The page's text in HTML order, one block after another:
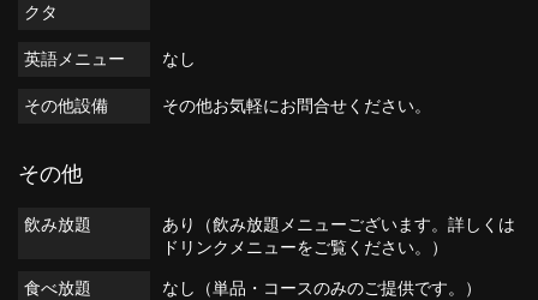
クタ
英語メニュー なし
その他設備 その他お気軽にお問合せください。
その他
飲み放題
あり（飲み放題メニューございます。詳しくは
ドリンクメニューをご覧ください。）
食べ放題 なし（単品・コースのみのご提供です。）